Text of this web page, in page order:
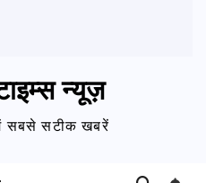
न्यूज़
सबसे सटीक खबरें